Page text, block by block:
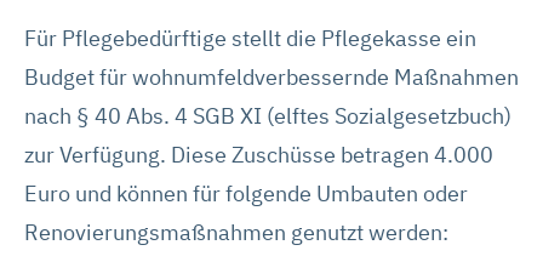
Für Pflegebedürftige stellt die Pflegekasse ein
Budget für wohnumfeldverbessernde Maßnahmen
nach § 40 Abs. 4 SGB XI (elftes Sozialgesetzbuch)
zur Verfügung. Diese Zuschüsse betragen 4.000
Euro und können für folgende Umbauten oder
Renovierungsmaßnahmen genutzt werden: